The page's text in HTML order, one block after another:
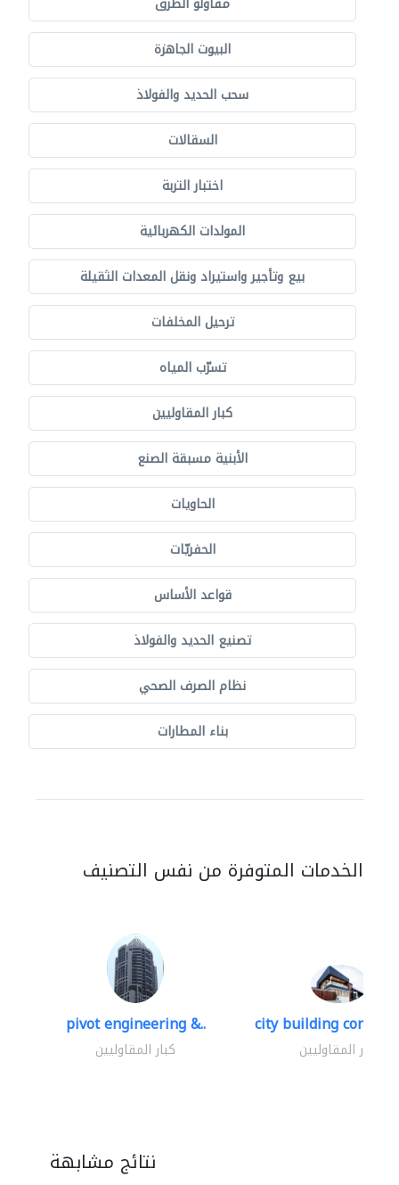
البيوت الجاهزة
سحب الحديد والفولاذ
السقالات
اختبار التربة
المولدات الكهربائية
بيع وتأجير واستيراد ونقل المعدات الثقيلة
ترحيل المخلفات
تسرّب المياه
كبار المقاوليين
الأبنية مسبقة الصنع
الحاويات
الحفريّات
قواعد الأساس
تصنيع الحديد والفولاذ
نظام الصرف الصحي
بناء المطارات
الخدمات المتوفرة من نفس التصنيف
pivot engineering &..
كبار المقاوليين
city building
كبار المقاوليين
نتائج مشابهة